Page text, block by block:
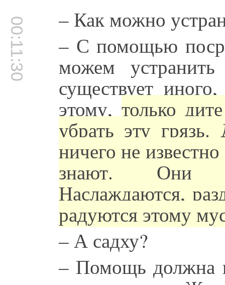
00:11:30
– Как можно
– С помощью
можем
существует
этому, только
убрать эту
ничего не
знают. Они
Наслаждаются,
радуются этому
– А садху?
– Помощь должна